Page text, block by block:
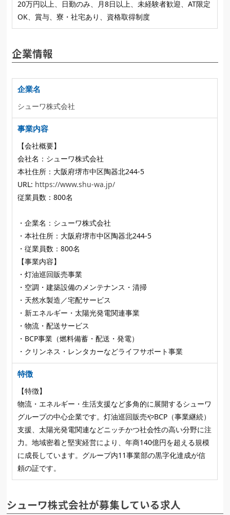
20万円以上、日勤のみ、月8日以上、未経験者歓迎、AT限定
OK、賞与、寮・社宅あり、資格取得制度
企業情報
企業名
シューワ株式会社
事業内容
【会社概要】
会社名：シューワ株式会社
本社住所：大阪府堺市中区陶器北244-5
URL: https://www.shu-wa.jp/
従業員数：800名
・企業名：シューワ株式会社
・本社住所：大阪府堺市中区陶器北244‑5
・従業員数：800名
【事業内容】
・灯油巡回販売事業
・空調・建築設備のメンテナンス・清掃
・天然水製造／宅配サービス
・新エネルギー・太陽光発電関連事業
・物流・配送サービス
・BCP事業（燃料備蓄・配送・発電）
・クリンネス・レンタカーなどライフサポート事業
特徴
【特徴】
物流・エネルギー・生活支援など多角的に展開するシューワ
グループの中心企業です。灯油巡回販売やBCP（事業継続）
支援、太陽光発電関連などニッチかつ社会性の高い分野に注
力。地域密着と堅実経営により、年商140億円を超える規模
に成長しています。グループ内11事業部の黒字化達成が信
頼の証です。
シューワ株式会社が募集している求人